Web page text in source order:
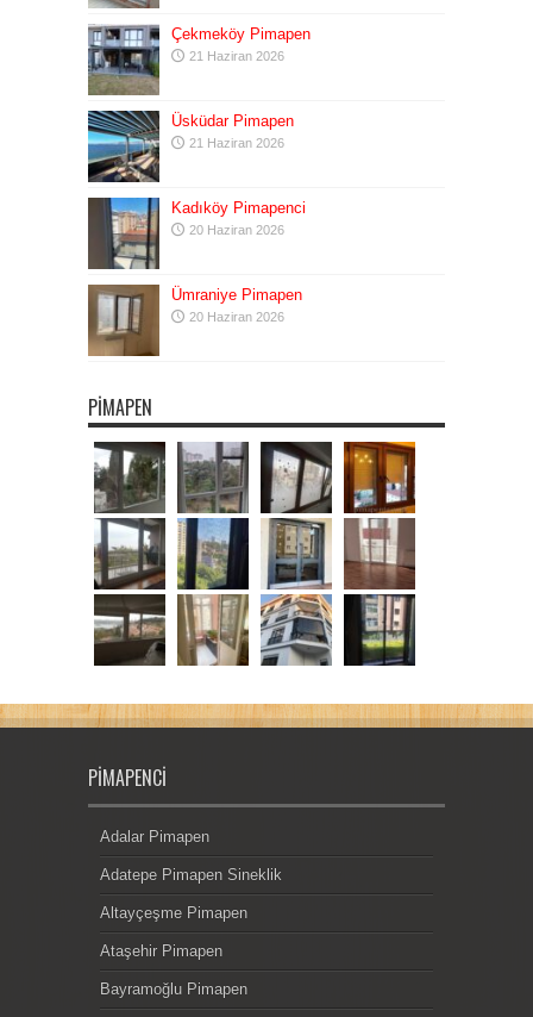
Çekmeköy Pimapen
21 Haziran 2026
Üsküdar Pimapen
21 Haziran 2026
Kadıköy Pimapenci
20 Haziran 2026
Ümraniye Pimapen
20 Haziran 2026
PIMAPEN
PIMAPENCI
Adalar Pimapen
Adatepe Pimapen Sineklik
Altayçeşme Pimapen
Ataşehir Pimapen
Bayramoğlu Pimapen